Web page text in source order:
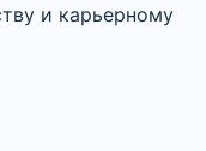
и карьерному